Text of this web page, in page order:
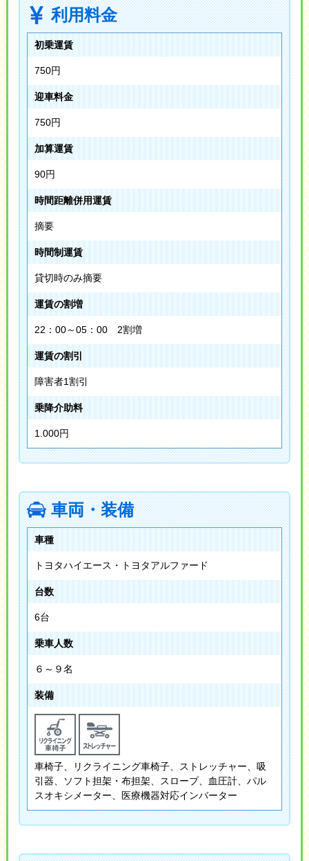
利用料金
初乗運賃
750円
迎車料金
750円
加算運賃
90円
時間距離併用運賃
摘要
時間制運賃
貸切時のみ摘要
運賃の割増
22：00～05：00 2割増
運賃の割引
障害者1割引
乗降介助料
1.000円
車両・装備
車種
トヨタハイエース・トヨタアルファード
台数
6台
乗車人数
６～９名
装備
車椅子、リクライニング車椅子、ストレッチャー、吸
引器、ソフト担架・布担架、スロープ、血圧計、パル
スオキシメーター、医療機器対応インバーター